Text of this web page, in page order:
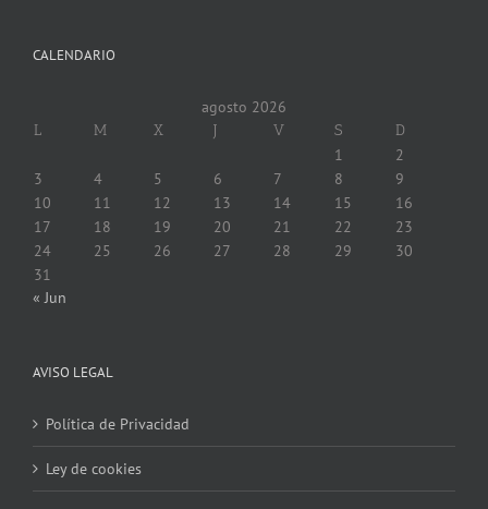
CALENDARIO
agosto 2026
L M X J V S D
1
2
3
4 5 6 7 8
9
10
11 12 13 14 15
16
17
18 19 20 21 22
23
24
25 26 27 28 29
30
31
« Jun
AVISO LEGAL
Política de Privacidad
Ley de cookies